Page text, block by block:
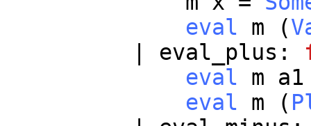
eval
m (
eval_plus :
eval
m
a1
eval
m (